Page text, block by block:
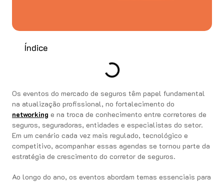
Índice
Os eventos do mercado de seguros têm papel fundamental
na atualização profissional, no fortalecimento do
networking e na troca de conhecimento entre corretores de
seguros, seguradoras, entidades e especialistas do setor.
Em um cenário cada vez mais regulado, tecnológico e
competitivo, acompanhar essas agendas se tornou parte da
estratégia de crescimento do corretor de seguros.
Ao longo do ano, os eventos abordam temas essenciais para